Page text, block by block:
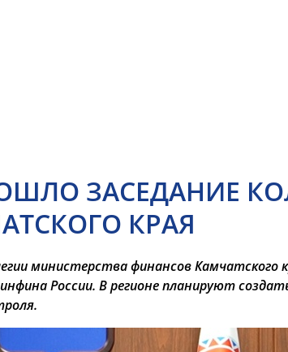
ЗАСЕДАНИЕ
КРАЯ
министерства финансов Камчатского
России. В регионе планируют